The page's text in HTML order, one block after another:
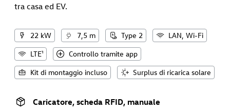
tra casa ed EV.
22 kW 7,5 m Type 2
LAN, Wi-Fi
LTE¹
Controllo tramite app
Kit di montaggio incluso
Surplus di ricarica solare
Caricatore, scheda RFID, manuale